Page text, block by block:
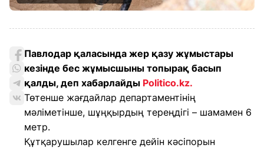
Павлодар қаласында жер қазу жұмыстары
кезінде бес жұмысшыны топырақ басып
қалды, деп хабарлайды Politico.kz.
Төтенше жағдайлар департаментінің
мәліметінше, шұңқырдың тереңдігі – шамамен 6
метр.
Құтқарушылар келгенге дейін кәсіпорын